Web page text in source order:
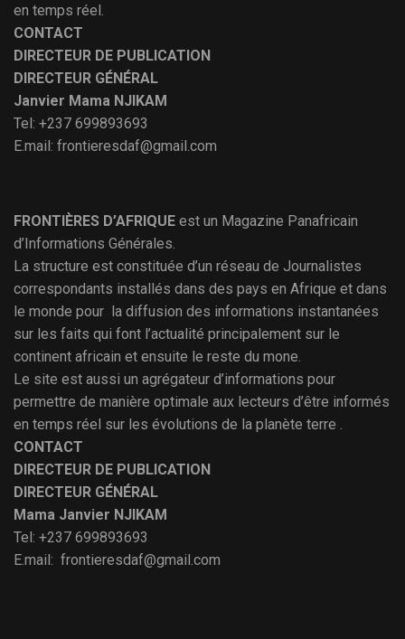
en temps réel.
CONTACT
DIRECTEUR DE PUBLICATION
DIRECTEUR GÉNÉRAL
Janvier Mama NJIKAM
Tel: +237 699893693
E.mail: frontieresdaf@gmail.com
FRONTIÈRES D’AFRIQUE est un Magazine Panafricain
d’Informations Générales.
La structure est constituée d’un réseau de Journalistes
correspondants installés dans des pays en Afrique et dans
le monde pour la diffusion des informations instantanées
sur les faits qui font l’actualité principalement sur le
continent africain et ensuite le reste du mone.
Le site est aussi un agrégateur d’informations pour
permettre de manière optimale aux lecteurs d’être informés
en temps réel sur les évolutions de la planète terre .
CONTACT
DIRECTEUR DE PUBLICATION
DIRECTEUR GÉNÉRAL
Mama Janvier NJIKAM
Tel: +237 699893693
E.mail: frontieresdaf@gmail.com